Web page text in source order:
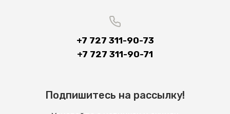
+7 727 311-90-73
+7 727 311-90-71
Подпишитесь на рассылку!